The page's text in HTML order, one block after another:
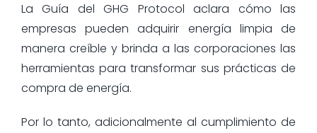
La Guía del GHG Protocol aclara cómo las
empresas pueden adquirir energía limpia de
manera creíble y brinda a las corporaciones las
herramientas para transformar sus prácticas de
compra de energía.
Por lo tanto, adicionalmente al cumplimiento de